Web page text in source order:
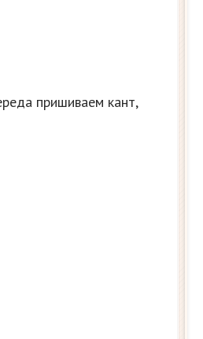
пришиваем кант,